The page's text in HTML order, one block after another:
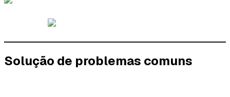
Solução de problemas comuns